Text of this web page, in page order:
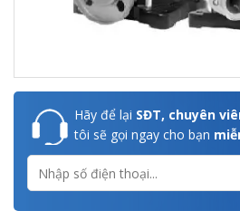
Hãy để lại SĐT, chuyên
tôi sẽ gọi ngay cho bạn